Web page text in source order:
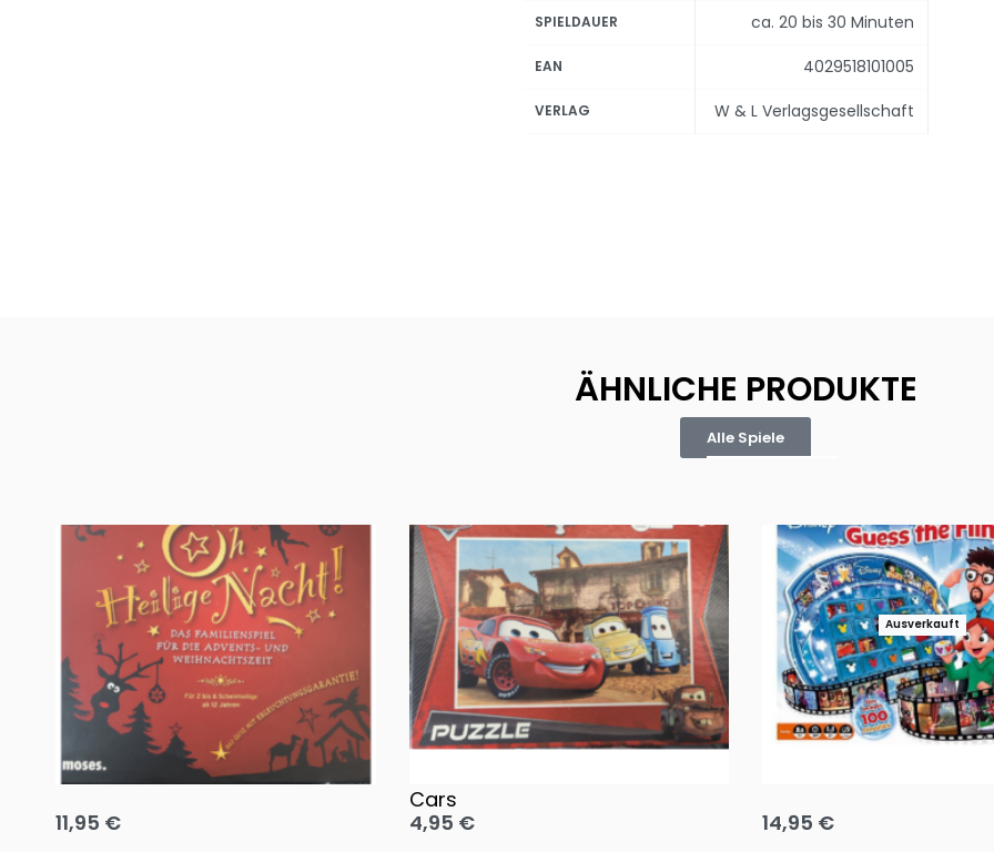
SPIELDAUER ca. 20 bis 30 Minuten
EAN 4029518101005
VERLAG W & L Verlagsgesellschaft
ÄHNLICHE PRODUKTE
Alle Spiele
Oh, heilige Nacht!
11,95 €
Cars
4,95 €
Ausverkauft
14,95 €